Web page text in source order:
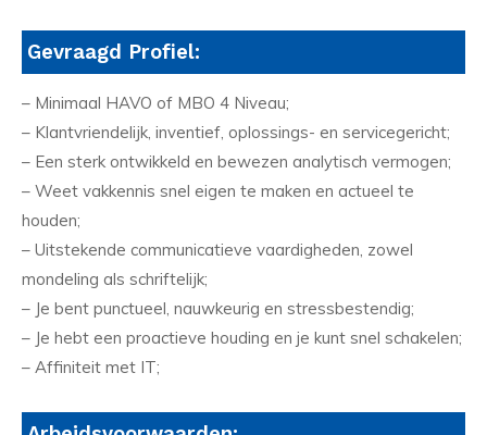
Gevraagd Profiel:
– Minimaal HAVO of MBO 4 Niveau;
– Klantvriendelijk, inventief, oplossings- en servicegericht;
– Een sterk ontwikkeld en bewezen analytisch vermogen;
– Weet vakkennis snel eigen te maken en actueel te
houden;
– Uitstekende communicatieve vaardigheden, zowel
mondeling als schriftelijk;
– Je bent punctueel, nauwkeurig en stressbestendig;
– Je hebt een proactieve houding en je kunt snel schakelen;
– Affiniteit met IT;